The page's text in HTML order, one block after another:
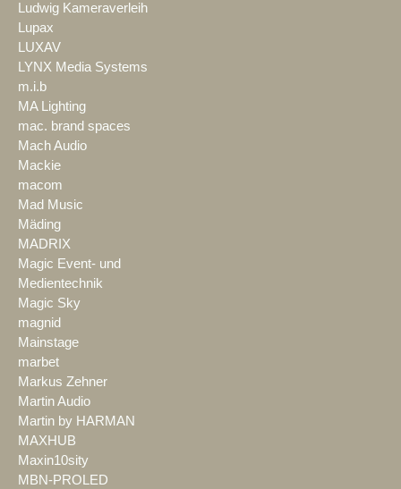
Ludwig Kameraverleih
Lupax
LUXAV
LYNX Media Systems
m.i.b
MA Lighting
mac. brand spaces
Mach Audio
Mackie
macom
Mad Music
Mäding
MADRIX
Magic Event- und
Medientechnik
Magic Sky
magnid
Mainstage
marbet
Markus Zehner
Martin Audio
Martin by HARMAN
MAXHUB
Maxin10sity
MBN-PROLED